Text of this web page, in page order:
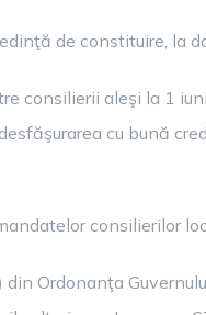
de constituire, la
consilierii aleşi la 1
cu bună
consilierilor
Ordonanţa